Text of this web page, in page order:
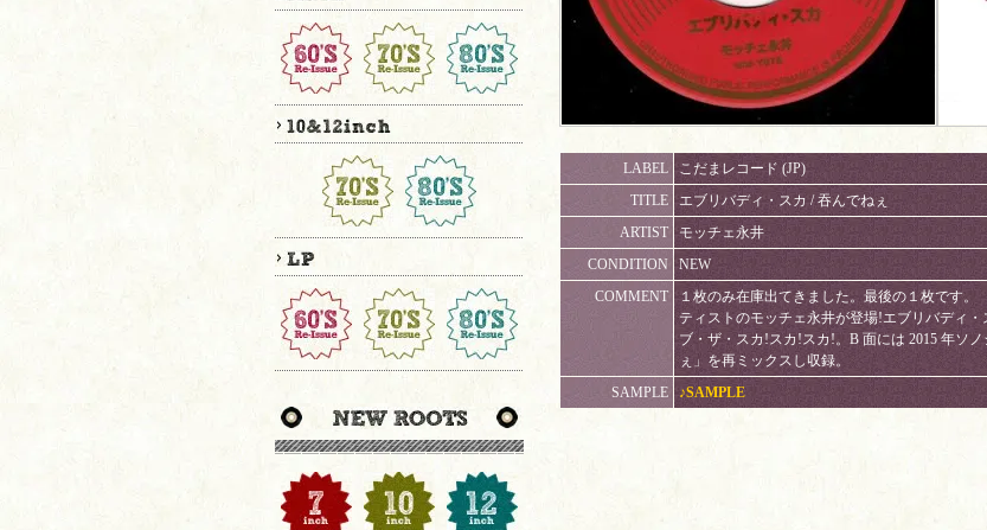
LABEL
こだまレコード (JP)
TITLE
エブリバディ・スカ / 吞んでねぇ
ARTIST
モッチェ永井
CONDITION
NEW
COMMENT
１枚のみ在庫出てきました。最後の１枚で
ティストのモッチェ永井が登場!エブリバディ
ブ・ザ・スカ!スカ!スカ!。B 面には 2015 年ソ
ぇ」を再ミックスし収録。
SAMPLE
♪SAMPLE